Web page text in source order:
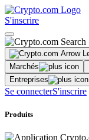
S'inscrire
Marchés
Entreprises
Se connecterS'inscrire
Produits